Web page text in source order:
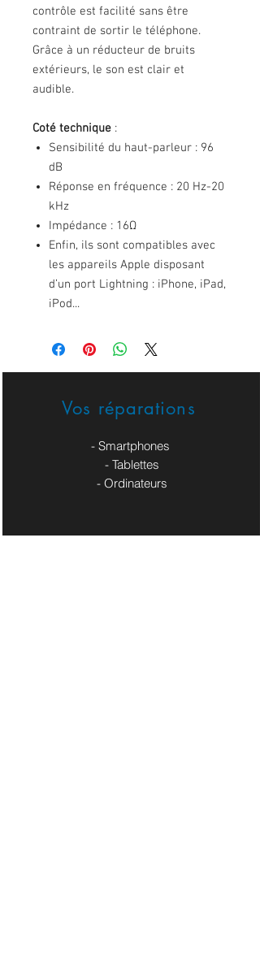
contrôle est facilité sans être
contraint de sortir le téléphone.
Grâce à un réducteur de bruits
extérieurs, le son est clair et
audible.
Coté technique :
Sensibilité du haut-parleur : 96
dB
Réponse en fréquence : 20 Hz-20
kHz
Impédance : 16Ω
Enfin, ils sont compatibles avec
les appareils Apple disposant
d’un port Lightning : iPhone, iPad,
iPod...
Vos réparations
- Smartphones
- Tablettes
- Ordinateurs